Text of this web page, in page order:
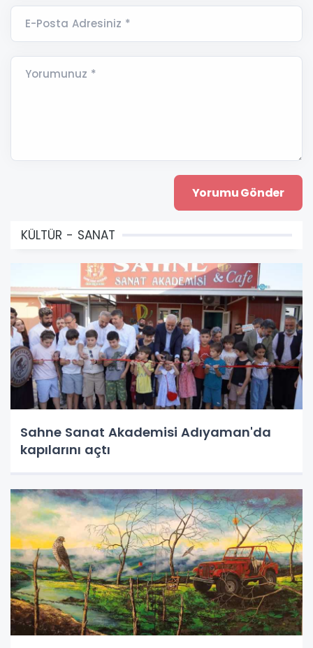
E-Posta Adresiniz *
Yorumunuz *
KÜLTÜR - SANAT
Sahne Sanat Akademisi Adıyaman'da
kapılarını açtı